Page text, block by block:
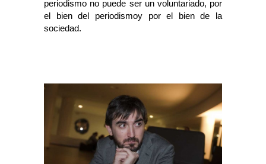
periodismo no puede ser un voluntariado, por
el bien del periodismoy por el bien de la
sociedad.